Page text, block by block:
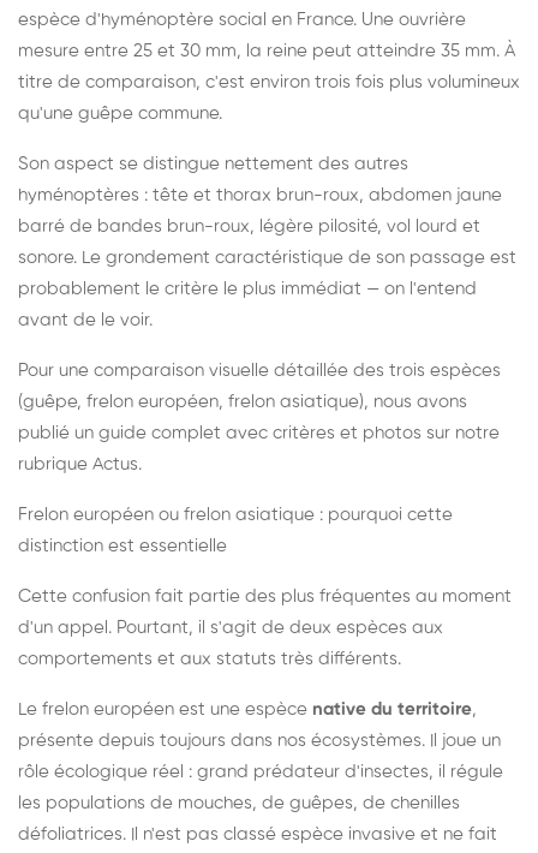
espèce d'hyménoptère social en France. Une ouvrière
mesure entre 25 et 30 mm, la reine peut atteindre 35 mm. À
titre de comparaison, c'est environ trois fois plus volumineux
qu'une guêpe commune.
Son aspect se distingue nettement des autres
hyménoptères : tête et thorax brun-roux, abdomen jaune
barré de bandes brun-roux, légère pilosité, vol lourd et
sonore. Le grondement caractéristique de son passage est
probablement le critère le plus immédiat — on l'entend
avant de le voir.
Pour une comparaison visuelle détaillée des trois espèces
(guêpe, frelon européen, frelon asiatique), nous avons
publié un guide complet avec critères et photos sur notre
rubrique Actus.
Frelon européen ou frelon asiatique : pourquoi cette
distinction est essentielle
Cette confusion fait partie des plus fréquentes au moment
d'un appel. Pourtant, il s'agit de deux espèces aux
comportements et aux statuts très différents.
Le frelon européen est une espèce native du territoire,
présente depuis toujours dans nos écosystèmes. Il joue un
rôle écologique réel : grand prédateur d'insectes, il régule
les populations de mouches, de guêpes, de chenilles
défoliatrices. Il n'est pas classé espèce invasive et ne fait